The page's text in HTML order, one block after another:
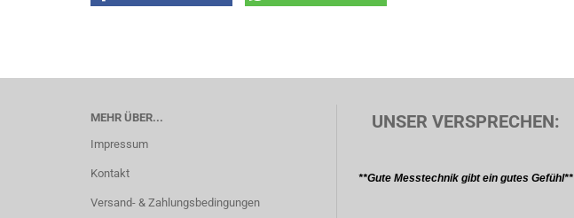
MEHR ÜBER...
Impressum
Kontakt
Versand- & Zahlungsbedingungen
UNSER VERSPRECHEN:
**Gute Messtechnik gibt ein gutes Gefühl**